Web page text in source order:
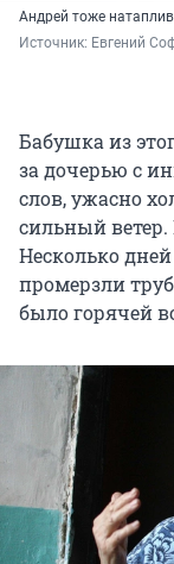
Андрей тоже
Источник: Евгений
Бабушка из
за дочерью с
слов, ужасно
сильный ветер.
Несколько
промерзли
было горячей